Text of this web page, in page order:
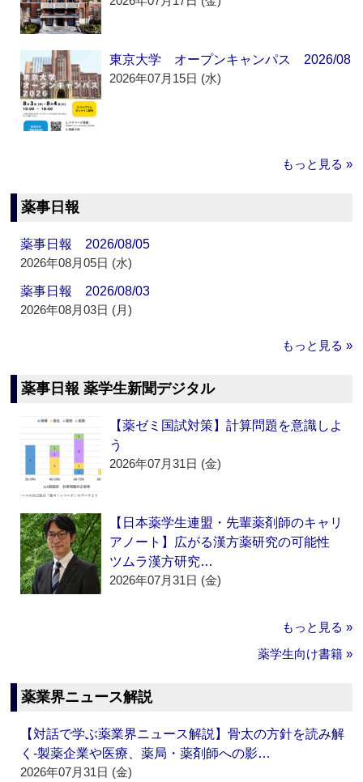
東京大学 オープンキャンパス 2026/08
2026年07月15日 (水)
もっと見る »
薬事日報
薬事日報 2026/08/05
2026年08月05日 (水)
薬事日報 2026/08/03
2026年08月03日 (月)
もっと見る »
薬事日報 薬学生新聞デジタル
【薬ゼミ国試対策】計算問題を意識しよ
う
2026年07月31日 (金)
【日本薬学生連盟・先輩薬剤師のキャリ
アノート】広がる漢方薬研究の可能性
ツムラ漢方研究…
2026年07月31日 (金)
もっと見る »
薬学生向け書籍 »
薬業界ニュース解説
【対話で学ぶ薬業界ニュース解説】骨太の方針を読み解
く‐製薬企業や医療、薬局・薬剤師への影…
2026年07月31日 (金)